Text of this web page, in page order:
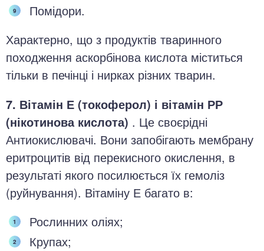
Помідори.
Характерно, що з продуктів тваринного
походження аскорбінова кислота міститься
тільки в печінці і нирках різних тварин.
7. Вітамін Е (токоферол) і вітамін РР
(нікотинова кислота) . Це своєрідні
Антиокислювачі. Вони запобігають мембрану
еритроцитів від перекисного окислення, в
результаті якого посилюється їх гемоліз
(руйнування). Вітаміну Е багато в:
Рослинних оліях;
Крупах;